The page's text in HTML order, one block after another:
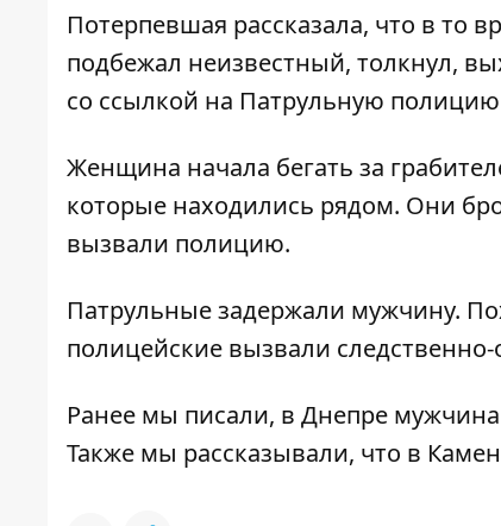
Потерпевшая рассказала, что в то
подбежал неизвестный, толкнул,
со ссылкой на Патрульную
Женщина начала бегать за
которые находились рядом. Они
вызвали полицию.
Патрульные задержали мужчину.
полицейские вызвали
Ранее мы писали, в Днепре
Также мы рассказывали, что в